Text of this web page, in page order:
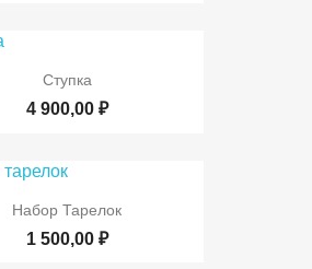
Ступка
4 900,00 ₽
Набор Тарелок
1 500,00 ₽